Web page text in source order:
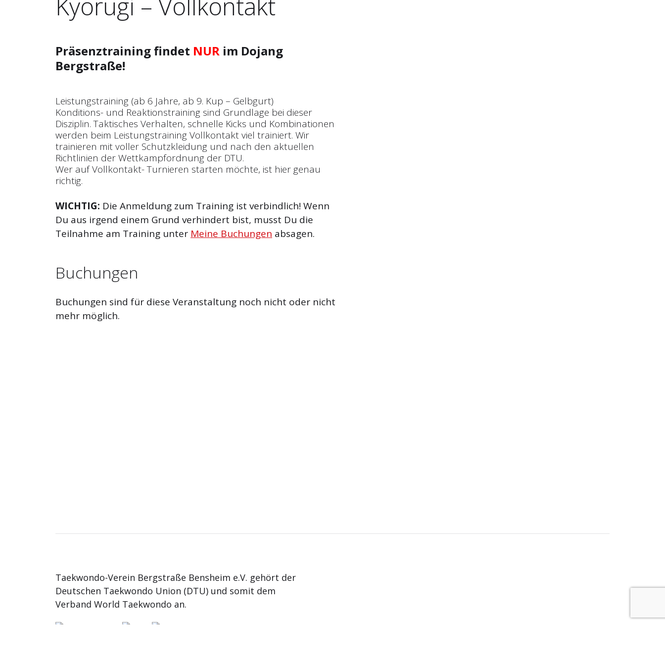
Präsenztraining findet NUR im Dojang
Bergstraße!
Leistungstraining (ab 6 Jahre, ab 9. Kup – Gelbgurt)
Konditions- und Reaktionstraining sind Grundlage bei dieser
Disziplin. Taktisches Verhalten, schnelle Kicks und Kombinationen
werden beim Leistungstraining Vollkontakt viel trainiert. Wir
trainieren mit voller Schutzkleidung und nach den aktuellen
Richtlinien der Wettkampfordnung der DTU.
Wer auf Vollkontakt- Turnieren starten möchte, ist hier genau
richtig.
WICHTIG: Die Anmeldung zum Training ist verbindlich! Wenn
Du aus irgend einem Grund verhindert bist, musst Du die
Teilnahme am Training unter Meine Buchungen absagen.
Buchungen
Buchungen sind für diese Veranstaltung noch nicht oder nicht
mehr möglich.
Taekwondo-Verein Bergstraße Bensheim e.V. gehört der
Deutschen Taekwondo Union (DTU) und somit dem
Verband World Taekwondo an.